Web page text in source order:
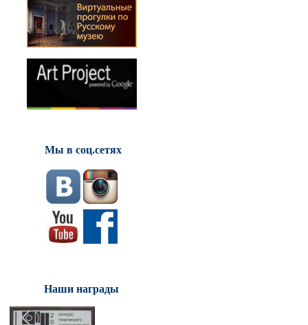
Мы в соц.сетях
Наши награды